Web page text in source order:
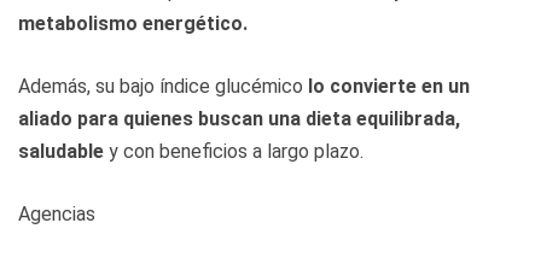
metabolismo energético.
Además, su bajo índice glucémico lo convierte en un
aliado para quienes buscan una dieta equilibrada,
saludable y con beneficios a largo plazo.
Agencias